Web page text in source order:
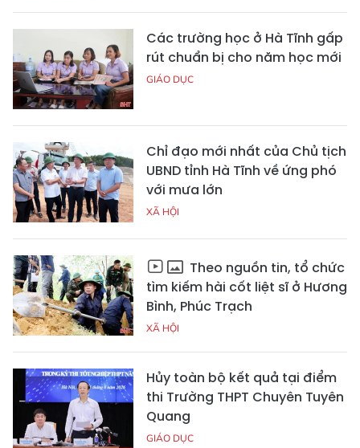
Các trường học ở Hà Tĩnh gấp
rút chuẩn bị cho năm học mới
GIÁO DỤC
Chỉ đạo mới nhất của Chủ tịch
UBND tỉnh Hà Tĩnh về ứng phó
với mưa lớn
XÃ HỘI
Theo nguồn tin, tổ chức
tìm kiếm hài cốt liệt sĩ ở Hương
Bình, Phúc Trạch
XÃ HỘI
Hủy toàn bộ kết quả tại điểm
thi Trường THPT Chuyên Tuyên
Quang
GIÁO DỤC